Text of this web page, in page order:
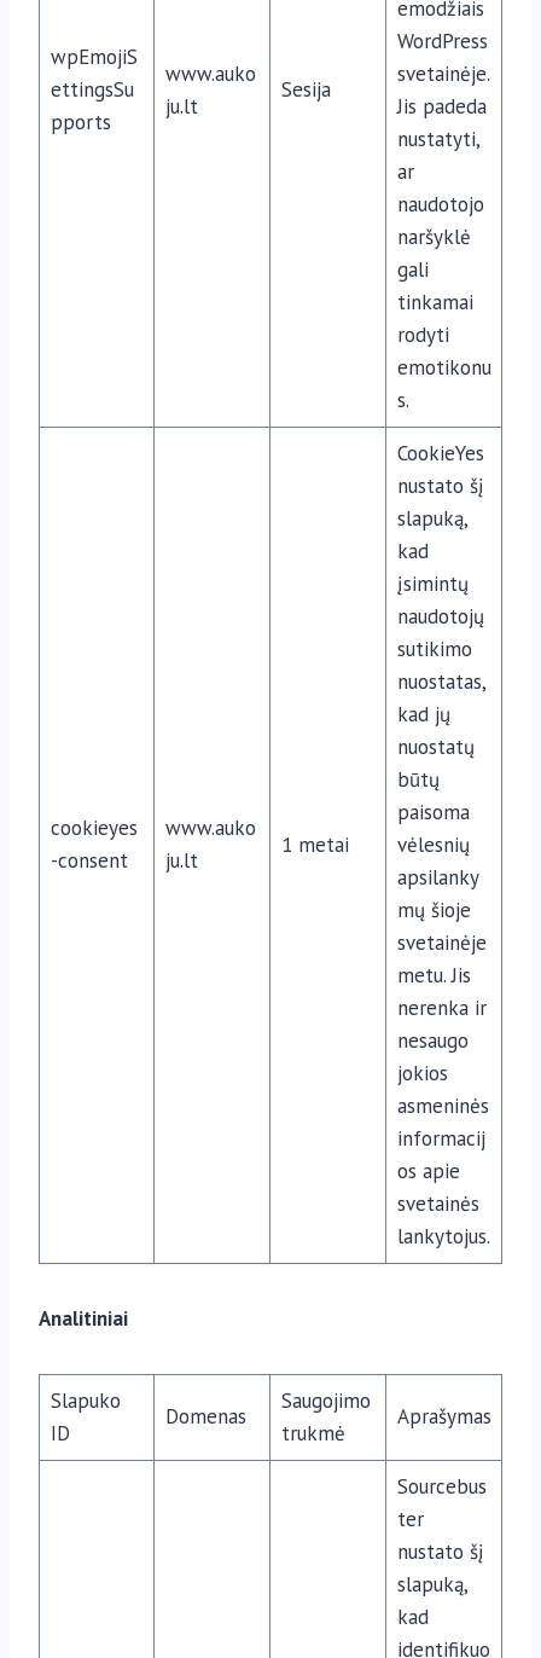
wpEmojiS
ettingsSu
pports
www.auko
ju.lt
Sesija
emodžiais
WordPress
svetainėje.
Jis padeda
nustatyti,
ar
naudotojo
naršyklė
gali
tinkamai
rodyti
emotikonu
s.
cookieyes
-consent
www.auko
ju.lt
1 metai
CookieYes
nustato šį
slapuką,
kad
įsimintų
naudotojų
sutikimo
nuostatas,
kad jų
nuostatų
būtų
paisoma
vėlesnių
apsilanky
mų šioje
svetainėje
metu. Jis
nerenka ir
nesaugo
jokios
asmeninės
informacij
os apie
svetainės
lankytojus.
Analitiniai
Slapuko
ID
Domenas
Saugojimo
trukmė
Aprašymas
Sourcebus
ter
nustato šį
slapuką,
kad
identifikuo